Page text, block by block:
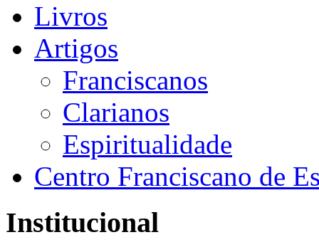
Livros
Artigos
Franciscanos
Clarianos
Espiritualidade
Centro Franciscano de
Institucional